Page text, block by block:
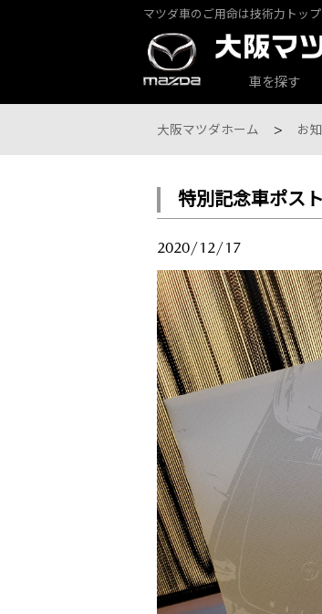
マツダ車のご用命は技術力トッ
車を探す
カーラインナップ一覧
サービス・アフターケア
その他のメンテナンス
大阪マツダ店舗一覧
大阪マツダ 八尾店
サービス専門工場
会社情報
大阪マツダホーム お
特別記念車ポス
2020/12/17